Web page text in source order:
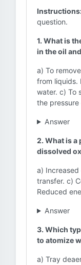
question.
1. What is
in the oil
a) To
from liquids.
water. c) To
the pressure
Answer
2. What is a
dissolved
a)
transfer. c)
Reduced
Answer
3. Which
to atomize
a) Tray